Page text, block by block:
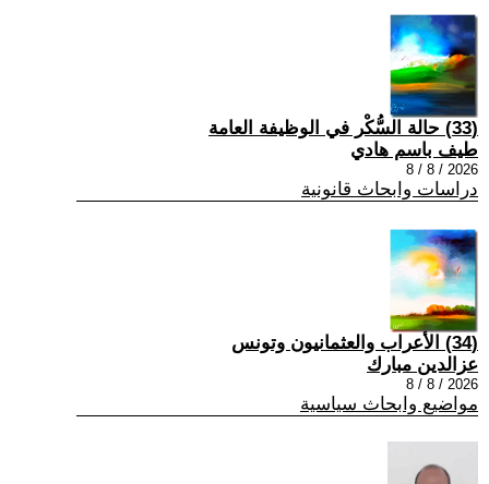
(33) حالة السُّكْر في الوظيفة العامة
طيف باسم هادي
2026 / 8 / 8
دراسات وابحاث قانونية
(34) الأعراب والعثمانيون وتونس
عزالدين مبارك
2026 / 8 / 8
مواضيع وابحاث سياسية